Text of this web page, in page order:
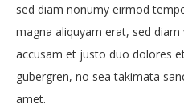
sed diam nonumy eirmod
magna aliquyam erat, sed
accusam et justo duo dolores
gubergren, no sea takimata
amet.